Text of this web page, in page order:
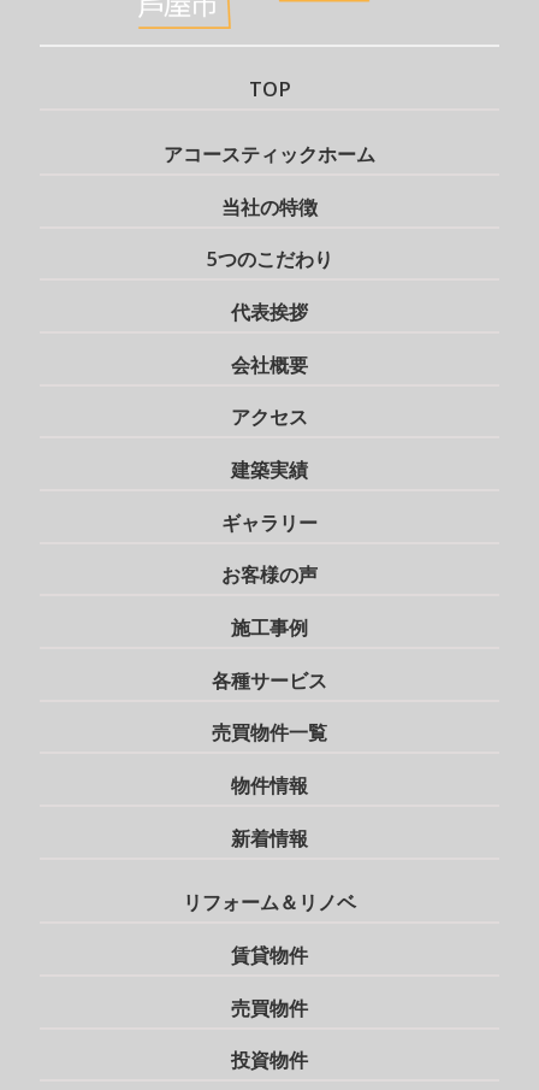
TOP
アコースティックホーム
当社の特徴
5つのこだわり
代表挨拶
会社概要
アクセス
建築実績
ギャラリー
お客様の声
施工事例
各種サービス
売買物件一覧
物件情報
新着情報
リフォーム＆リノベ
賃貸物件
売買物件
投資物件